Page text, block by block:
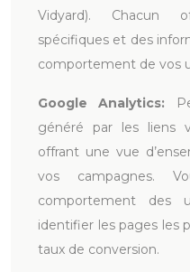
Vidyard). Chacun
spécifiques et des
comportement de vos
Google Analytics:
généré par les liens
offrant une vue
vos campagnes.
comportement des
identifier les pages les
taux de conversion.